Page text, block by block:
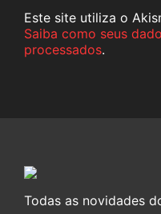
Este site utiliza o
Saiba como seus
processados.
Todas as novidades